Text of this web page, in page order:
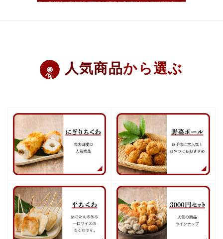
人気商品から選ぶ